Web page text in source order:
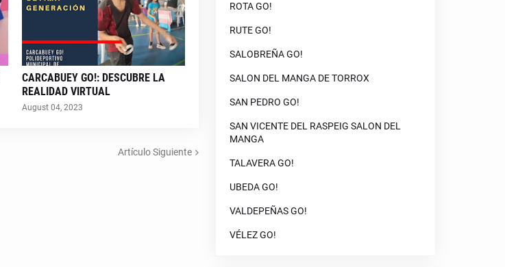
CARCABUEY GO!: DESCUBRE LA
REALIDAD VIRTUAL
August 04, 2023
Artículo Siguiente
ROTA GO!
RUTE GO!
SALOBREÑA GO!
SALON DEL MANGA DE TORROX
SAN PEDRO GO!
SAN VICENTE DEL RASPEIG SALON DEL
MANGA
TALAVERA GO!
UBEDA GO!
VALDEPEÑAS GO!
VÉLEZ GO!